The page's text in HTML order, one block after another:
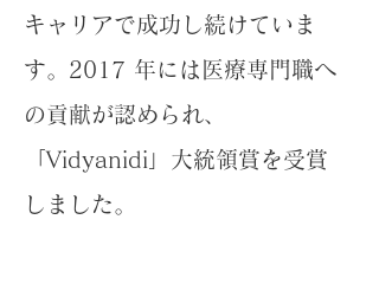
キャリアで成功し続けていま
す。2017 年には医療専門職へ
の貢献が認められ、
「Vidyanidi」大統領賞を受賞
しました。